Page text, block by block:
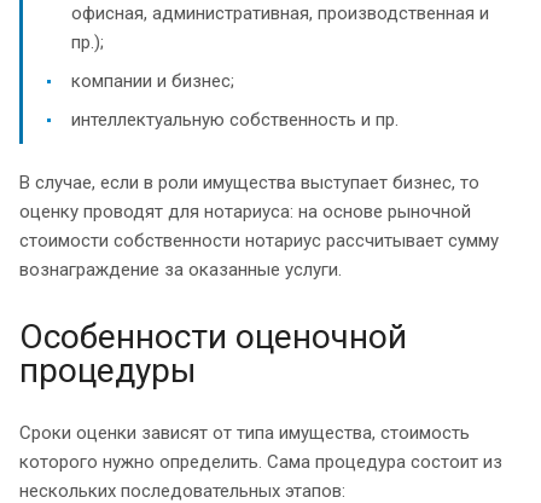
офисная, административная, производственная и
пр.);
компании и бизнес;
интеллектуальную собственность и пр.
В случае, если в роли имущества выступает бизнес, то
оценку проводят для нотариуса: на основе рыночной
стоимости собственности нотариус рассчитывает сумму
вознаграждение за оказанные услуги.
Особенности оценочной
процедуры
Сроки оценки зависят от типа имущества, стоимость
которого нужно определить. Сама процедура состоит из
нескольких последовательных этапов: